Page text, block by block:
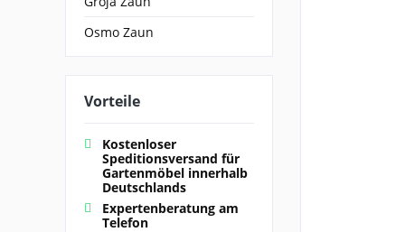
Osmo Zaun
Vorteile
Kostenloser
Speditionsversand für
Gartenmöbel innerhalb
Deutschlands
Expertenberatung am
Telefon